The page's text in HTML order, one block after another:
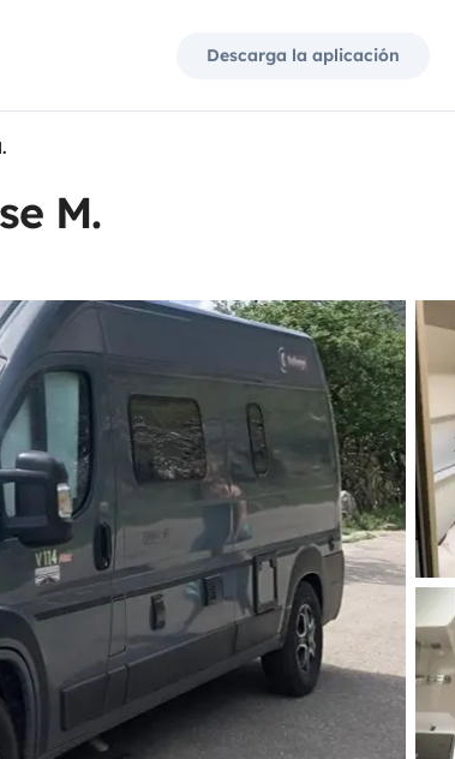
Descarga la aplicación
M.